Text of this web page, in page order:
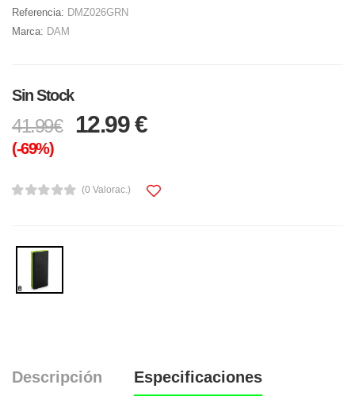
Referencia: DMZ026GRN
Marca: DAM
Sin Stock
41.99€ 12.99 €
(-69%)
(0 Valorac.)
Descripción Especificaciones